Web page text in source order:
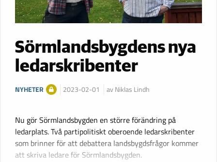
Sörmlandsbygdens nya
ledarskribenter
NYHETER 2023-02-01 av Niklas Lindh
Nu gör Sörmlandsbygden en större förändring på
ledarplats. Två partipolitiskt oberoende ledarskribenter
som brinner för att debattera landsbygdsfrågor kommer
att skriva ledare för Sörmlandsbygden.